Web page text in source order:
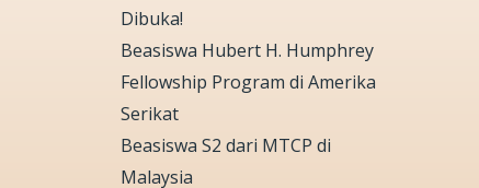
Dibuka!
Beasiswa Hubert H. Humphrey
Fellowship Program di Amerika
Serikat
Beasiswa S2 dari MTCP di
Malaysia